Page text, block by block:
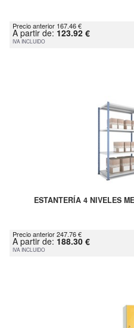
Precio anterior 167.46 €
A partir de: 123.92 €
IVA INCLUIDO
ESTANTERÍA 4 NIVELES
Precio anterior 247.76 €
A partir de: 188.30 €
IVA INCLUIDO